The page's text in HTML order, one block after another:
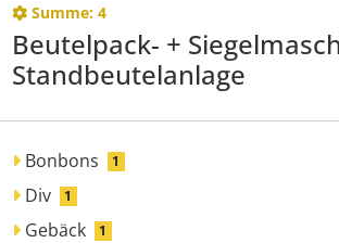
Summe: 4
Beutelpack- +
Standbeutelanlage
Bonbons 1
Div 1
Gebäck 1